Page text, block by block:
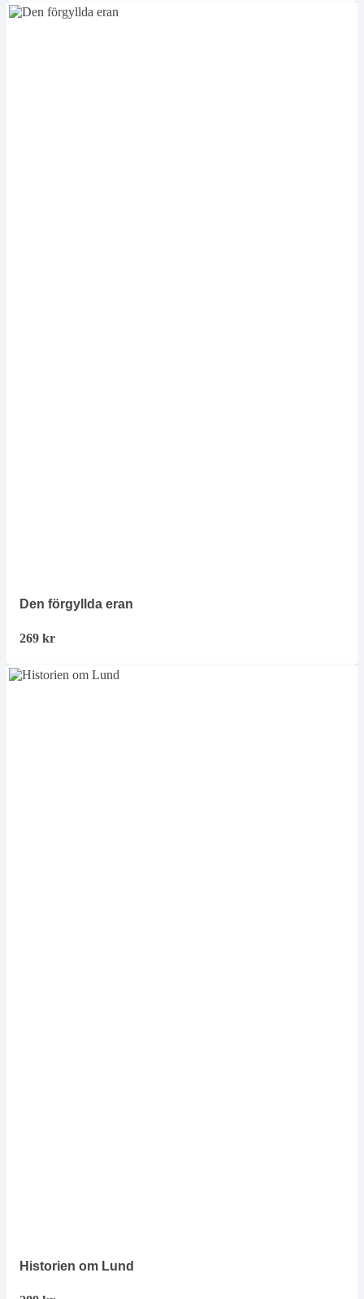
Den förgyllda eran
269 kr
Historien om Lund